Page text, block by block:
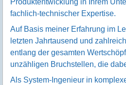
fachlich-technischer Expertise.
Auf Basis meiner Erfahrung im
letzten Jahrtausend und
entlang der gesamten
unzähligen Bruchstellen, die
Als System-Ingenieur in